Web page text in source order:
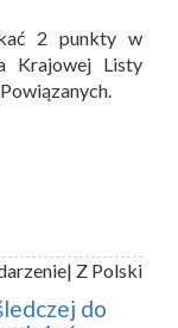
2 punkty w
Krajowej Listy
| Z Polski
do